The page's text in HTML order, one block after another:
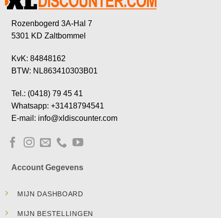
Rozenbogerd 3A-Hal 7
5301 KD Zaltbommel
KvK: 84848162
BTW: NL863410303B01
Tel.: (0418) 79 45 41
Whatsapp: +31418794541
E-mail: info@xldiscounter.com
Account Gegevens
MIJN DASHBOARD
MIJN BESTELLINGEN